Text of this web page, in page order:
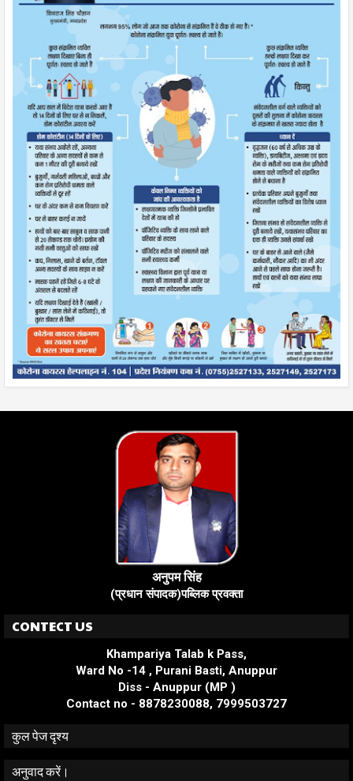
अनुपम सिंह
(प्रधान संपादक)पब्लिक प्रवक्ता
CONTECT US
Khampariya Talab k Pass,
Ward No -14 , Purani Basti, Anuppur
Diss - Anuppur (MP )
Contact no - 8878230088, 7999503727
कुल पेज दृश्य
अनुवाद करें।